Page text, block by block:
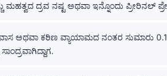
ಮಹತ್ವದ ದ್ರವ ನಷ್ಟ ಅಥವಾ ಇನ್ನೊಂದು ಪ್ರೀರಿನಲ್
ಅಥವಾ ಕಠಿಣ ವ್ಯಾಯಾಮದ ನಂತರ ಸುಮಾರು 0.1-